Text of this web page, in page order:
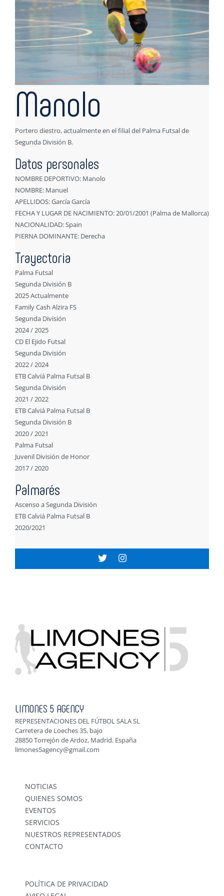
Manolo
Portero diestro, actualmente en el filial del Palma Futsal de
Segunda División B.
Datos personales
NOMBRE DEPORTIVO: Manolo
NOMBRE: Manuel
APELLIDOS: García García
FECHA Y LUGAR DE NACIMIENTO: 20/01/2001 (Palma de Mallorca)
NACIONALIDAD: Spain
PIERNA DOMINANTE: Derecha
Trayectoria
Palma Futsal
Segunda División B
2025 Actualmente
Family Cash Alzira FS
Segunda División
2024 / 2025
CD El Ejido Futsal
Segunda División
2022 / 2024
ETB Calviá Palma Futsal B
Segunda División
2021 / 2022
ETB Calviá Palma Futsal B
Segunda División B
2020 / 2021
Palma Futsal
Juvenil División de Honor
2017 / 2020
Palmarés
Ascenso a Segunda División
ETB Calviá Palma Futsal B
2020/2021
LIMONES 5 AGENCY
REPRESENTACIONES DEL FÚTBOL SALA SL
Carretera de Loeches 35, bajo
28850 Torrejón de Ardoz, Madrid. España
limones5agency@gmail.com
NOTICIAS
QUIENES SOMOS
EVENTOS
SERVICIOS
NUESTROS REPRESENTADOS
CONTACTO
POLÍTICA DE PRIVACIDAD